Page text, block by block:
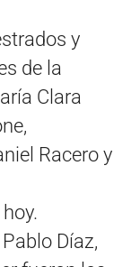
y
de la
Clara
Racero y
Díaz,